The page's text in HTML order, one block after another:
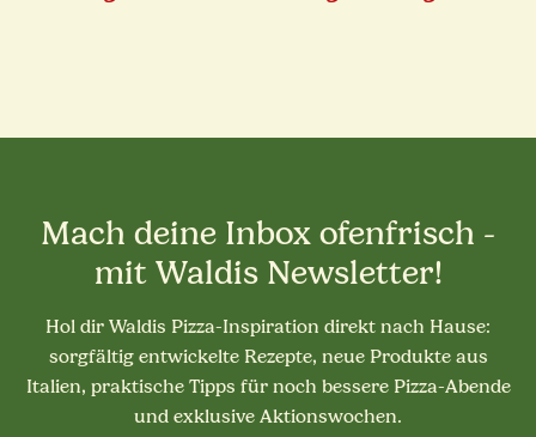
Mach deine Inbox ofenfrisch -
mit Waldis Newsletter!
Hol dir Waldis Pizza-Inspiration direkt nach Hause:
sorgfältig entwickelte Rezepte, neue Produkte aus
Italien, praktische Tipps für noch bessere Pizza-Abende
und exklusive Aktionswochen.